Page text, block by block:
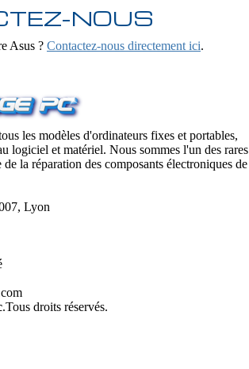
NOUS
Asus ? Contactez-nous directement ici.
les modèles d'ordinateurs fixes et portables,
logiciel et matériel. Nous sommes l'un des rares
de la réparation des composants électroniques de
Lyon
.Tous droits réservés.